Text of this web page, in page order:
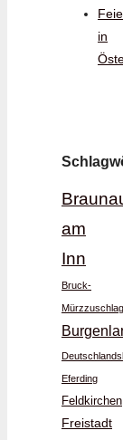
in
am
Inn
Bruck-
Mürzzuschlag
Eferding
Feldkirchen
Freistadt